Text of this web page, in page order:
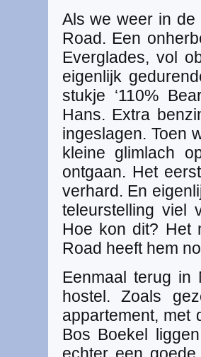
Als we weer in de
Road. Een
Everglades, vol
eigenlijk
stukje ‘110%
Hans. Extra
ingeslagen. Toen
kleine glimlach
ontgaan. Het
verhard. En
teleurstelling viel
Hoe kon dit? Het
Road heeft hem
Eenmaal terug in
hostel. Zoals
appartement, met
Bos Boekel